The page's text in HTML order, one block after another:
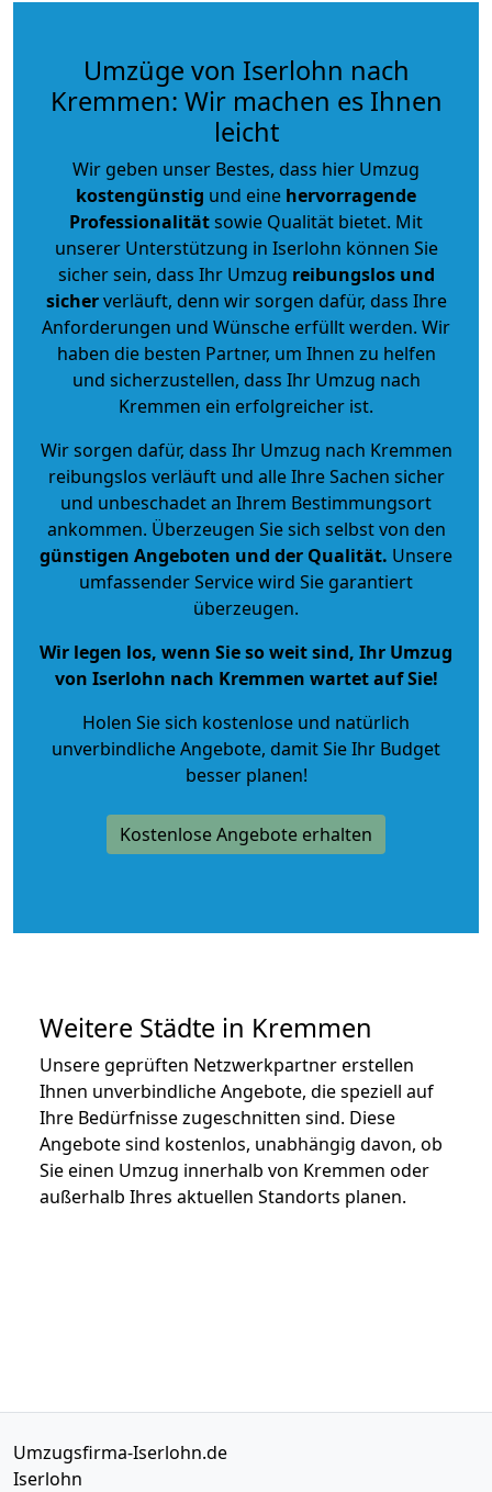
Umzüge von Iserlohn nach
Kremmen: Wir machen es Ihnen
leicht
Wir geben unser Bestes, dass hier Umzug
kostengünstig und eine hervorragende
Professionalitätsowie Qualität bietet. Mit
unserer Unterstützung in Iserlohn können Sie
sicher sein, dass Ihr Umzug reibungslos und
sicherverläuft, denn wir sorgen dafür, dass Ihre
Anforderungen und Wünsche erfüllt werden. Wir
haben die besten Partner, um Ihnen zu helfen
und sicherzustellen, dass Ihr Umzug nach
Kremmen ein erfolgreicher ist.
Wir sorgen dafür, dass Ihr Umzug nach Kremmen
reibungslos verläuft und alle Ihre Sachen sicher
und unbeschadet an Ihrem Bestimmungsort
ankommen. Überzeugen Sie sich selbst von den
günstigen Angeboten und der Qualität. Unsere
umfassender Service wird Sie garantiert
überzeugen.
Wir legen los, wenn Sie so weit sind, Ihr Umzug
von Iserlohn nach Kremmen wartet auf Sie!
Holen Sie sich kostenlose und natürlich
unverbindliche Angebote, damit Sie Ihr Budget
besser planen!
Kostenlose Angebote erhalten
Weitere Städte in Kremmen
Unsere geprüften Netzwerkpartner erstellen
Ihnen unverbindliche Angebote, die speziell auf
Ihre Bedürfnisse zugeschnitten sind. Diese
Angebote sind kostenlos, unabhängig davon, ob
Sie einen Umzug innerhalb von Kremmen oder
außerhalb Ihres aktuellen Standorts planen.
Umzugsfirma-Iserlohn.de
Iserlohn